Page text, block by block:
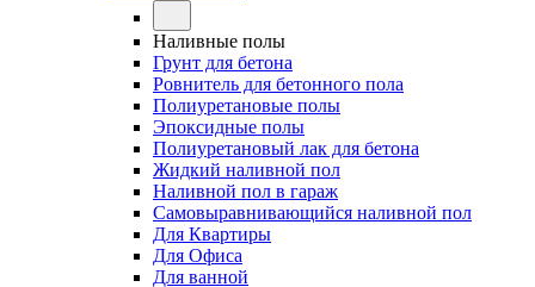
Наливные полы
Грунт для бетона
Ровнитель для бетонного пола
Полиуретановые полы
Эпоксидные полы
Полиуретановый лак для бетона
Жидкий наливной пол
Наливной пол в гараж
Самовыравнивающийся наливной пол
Для Квартиры
Для Офиса
Для ванной